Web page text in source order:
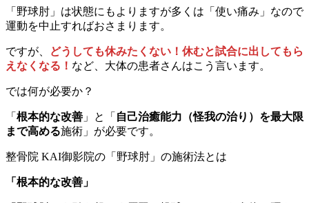
「野球肘」は状態にもよりますが多くは「使い痛み」なので
運動を中止すればおさまります。
ですが、
どうしても休みたくない！休むと試合に出してもら
えなくなる！ など、大体の患者さんはこう言います。
では何が必要か？
「 根本的な改善 」と「 自己治癒能力（怪我の治り）を最大限
まで高める施術」が必要です。
整骨院 KAI御影院の「野球肘」の施術法とは
「根本的な改善」